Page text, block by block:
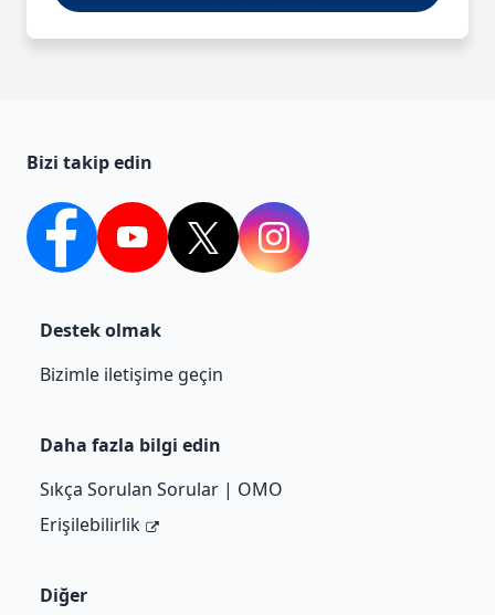
Bizi takip edin
FacebookYouTubeTwitter Instagram
Destek olmak
Bizimle iletişime geçin
Daha fazla bilgi edin
Sıkça Sorulan Sorular | OMO
Erişilebilirlik
Diğer